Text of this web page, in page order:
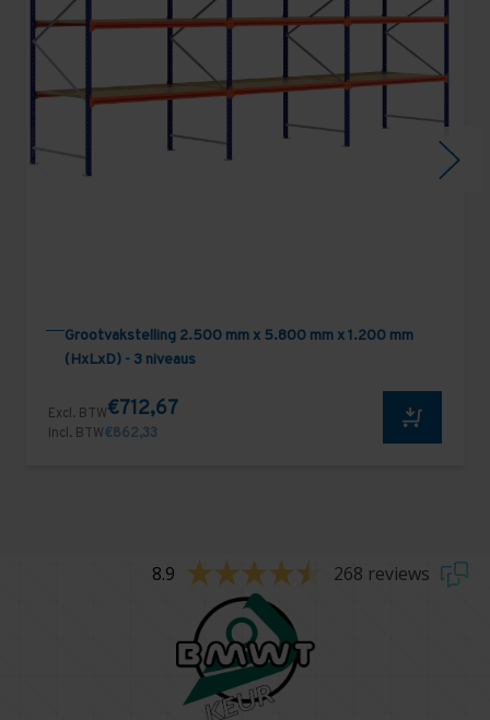
Grootvakstelling 2.500 mm x 5.800 mm x 1.200 mm
(HxLxD) - 3 niveaus
Excl. BTW€712,67
Incl. BTW€862,33
8.9 268 reviews